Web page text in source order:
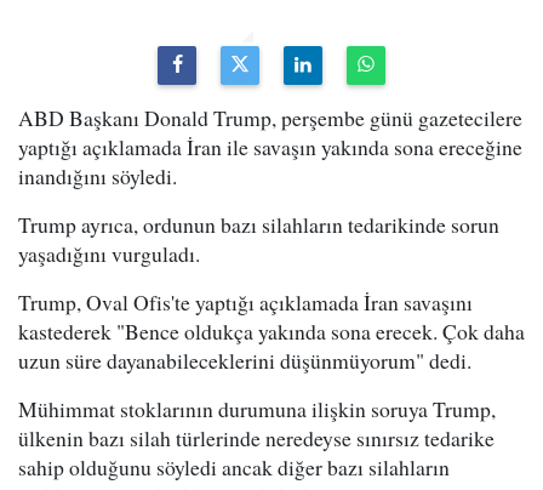
ABD Başkanı Donald Trump, perşembe günü gazetecilere
yaptığı açıklamada İran ile savaşın yakında sona ereceğine
inandığını söyledi.
Trump ayrıca, ordunun bazı silahların tedarikinde sorun
yaşadığını vurguladı.
Trump, Oval Ofis'te yaptığı açıklamada İran savaşını
kastederek "Bence oldukça yakında sona erecek. Çok daha
uzun süre dayanabileceklerini düşünmüyorum" dedi.
Mühimmat stoklarının durumuna ilişkin soruya Trump,
ülkenin bazı silah türlerinde neredeyse sınırsız tedarike
sahip olduğunu söyledi ancak diğer bazı silahların